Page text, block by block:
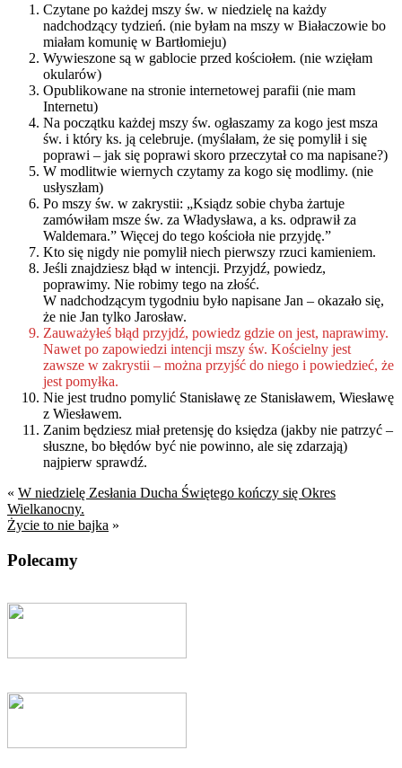
Czytane po każdej mszy św. w niedzielę na każdy
nadchodzący tydzień. (nie byłam na mszy w Białaczowie bo
miałam komunię w Bartłomieju)
Wywieszone są w gablocie przed kościołem. (nie wzięłam
okularów)
Opublikowane na stronie internetowej parafii (nie mam
Internetu)
Na początku każdej mszy św. ogłaszamy za kogo jest msza
św. i który ks. ją celebruje. (myślałam, że się pomylił i się
poprawi – jak się poprawi skoro przeczytał co ma napisane?)
W modlitwie wiernych czytamy za kogo się modlimy. (nie
usłyszłam)
Po mszy św. w zakrystii: „Ksiądz sobie chyba żartuje
zamówiłam msze św. za Władysława, a ks. odprawił za
Waldemara.” Więcej do tego kościoła nie przyjdę.”
Kto się nigdy nie pomylił niech pierwszy rzuci kamieniem.
Jeśli znajdziesz błąd w intencji. Przyjdź, powiedz,
poprawimy. Nie robimy tego na złość.
W nadchodzącym tygodniu było napisane Jan – okazało się,
że nie Jan tylko Jarosław.
Zauważyłeś błąd przyjdź, powiedz gdzie on jest, naprawimy.
Nawet po zapowiedzi intencji mszy św. Kościelny jest
zawsze w zakrystii – można przyjść do niego i powiedzieć, że
jest pomyłka.
Nie jest trudno pomylić Stanisławę ze Stanisławem, Wiesławę
z Wiesławem.
Zanim będziesz miał pretensję do księdza (jakby nie patrzyć –
słuszne, bo błędów być nie powinno, ale się zdarzają)
najpierw sprawdź.
« W niedzielę Zesłania Ducha Świętego kończy się Okres
Wielkanocny.
Życie to nie bajka »
Polecamy